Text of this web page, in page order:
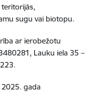
sugu vai biotopu.
ar ierobežotu
Lauku iela 35 –
.
2025. gada